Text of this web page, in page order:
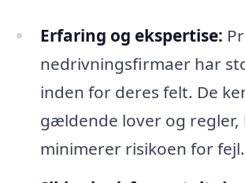
Erfaring og ekspertise:
nedrivningsfirmaer har
inden for deres felt. De
gældende lover og regler,
minimerer risikoen for fejl.